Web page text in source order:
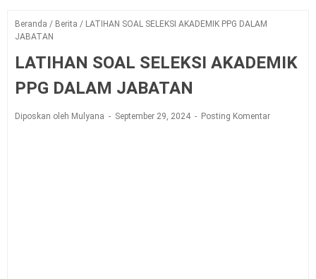
Beranda / Berita / LATIHAN SOAL SELEKSI AKADEMIK PPG DALAM
JABATAN
LATIHAN SOAL SELEKSI AKADEMIK
PPG DALAM JABATAN
Diposkan oleh Mulyana September 29, 2024 Posting Komentar